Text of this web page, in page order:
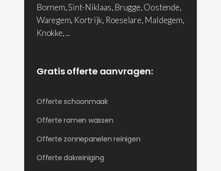
Bornem, Sint-Niklaas, Brugge, Oostende,
Waregem, Kortrijk, Roeselare, Maldegem,
Knokke, ...
Gratis offerte aanvragen:
Offerte schoonmaak
Offerte ramen wassen
Offerte zonnepanelen reinigen
Offerte dakreiniging